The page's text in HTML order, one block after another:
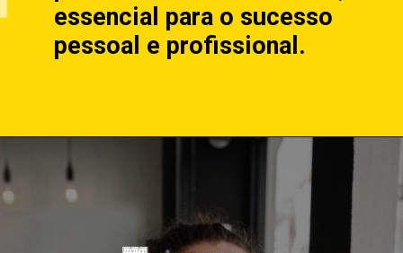
essencial para o sucesso
pessoal e profissional.